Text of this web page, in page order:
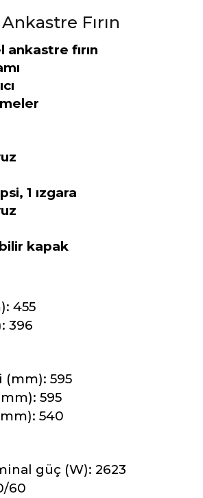
Fırın
fırın
1 ızgara
kapak
455
396
(mm): 595
595
540
güç (W): 2623
60